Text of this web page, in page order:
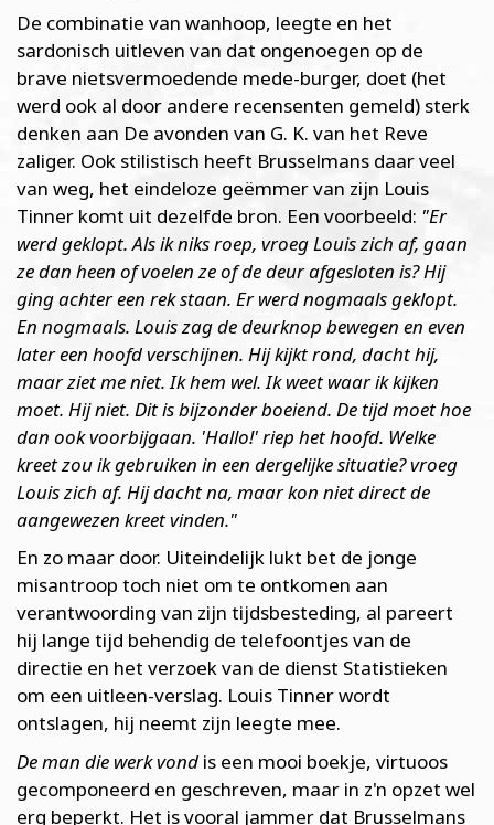
De combinatie van wanhoop, leegte en het
sardonisch uitleven van dat ongenoegen op de
brave nietsvermoedende mede-burger, doet (het
werd ook al door andere recensenten gemeld) sterk
denken aan De avonden van G. K. van het Reve
zaliger. Ook stilistisch heeft Brusselmans daar veel
van weg, het eindeloze geëmmer van zijn Louis
Tinner komt uit dezelfde bron. Een voorbeeld: "Er
werd geklopt. Als ik niks roep, vroeg Louis zich af, gaan
ze dan heen of voelen ze of de deur afgesloten is? Hij
ging achter een rek staan. Er werd nogmaals geklopt.
En nogmaals. Louis zag de deurknop bewegen en even
later een hoofd verschijnen. Hij kijkt rond, dacht hij,
maar ziet me niet. Ik hem wel. Ik weet waar ik kijken
moet. Hij niet. Dit is bijzonder boeiend. De tijd moet hoe
dan ook voorbijgaan. 'Hallo!' riep het hoofd. Welke
kreet zou ik gebruiken in een dergelijke situatie? vroeg
Louis zich af. Hij dacht na, maar kon niet direct de
aangewezen kreet vinden."
En zo maar door. Uiteindelijk lukt bet de jonge
misantroop toch niet om te ontkomen aan
verantwoording van zijn tijdsbesteding, al pareert
hij lange tijd behendig de telefoontjes van de
directie en het verzoek van de dienst Statistieken
om een uitleen-verslag. Louis Tinner wordt
ontslagen, hij neemt zijn leegte mee.
De man die werk vond is een mooi boekje, virtuoos
gecomponeerd en geschreven, maar in z'n opzet wel
erg beperkt. Het is vooral jammer dat Brusselmans